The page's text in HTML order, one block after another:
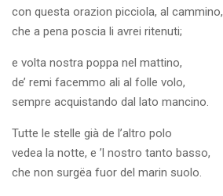
con questa orazion picciola, al cammino,
che a pena poscia li avrei ritenuti;
e volta nostra poppa nel mattino,
de’ remi facemmo ali al folle volo,
sempre acquistando dal lato mancino.
Tutte le stelle già de l’altro polo
vedea la notte, e ’l nostro tanto basso,
che non surgëa fuor del marin suolo.